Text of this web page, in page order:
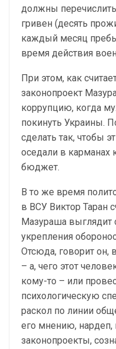
должны
гривен (десять
каждый месяц
время действия
При этом, как
законопроект
коррупцию, когда
покинуть Украины.
сделать так, чтобы
оседали в карманах
бюджет.
В то же время
в ВСУ Виктор Таран
Мазураша выглядит
укрепления
Отсюда, говорит он,
– а, чего этот
кому-то – или
психологическую
раскол по линии
его мнению,
законопроекты,